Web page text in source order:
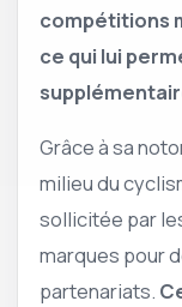
compétitions
ce qui lui
Grâce à sa
milieu du
sollicitée par
marques pour
partenariats.